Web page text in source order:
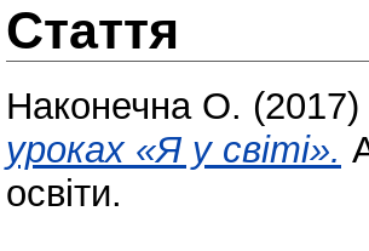
Стаття
Наконечна О. (2017)
уроках «Я у світі».
освіти.